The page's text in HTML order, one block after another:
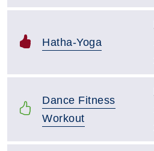
Hatha-Yoga
Dance Fitness
Workout